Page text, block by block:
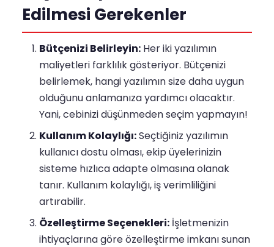
Edilmesi Gerekenler
Bütçenizi Belirleyin: Her iki yazılımın
maliyetleri farklılık gösteriyor. Bütçenizi
belirlemek, hangi yazılımın size daha uygun
olduğunu anlamanıza yardımcı olacaktır.
Yani, cebinizi düşünmeden seçim yapmayın!
Kullanım Kolaylığı:Seçtiğiniz yazılımın
kullanıcı dostu olması, ekip üyelerinizin
sisteme hızlıca adapte olmasına olanak
tanır. Kullanım kolaylığı, iş verimliliğini
artırabilir.
Özelleştirme Seçenekleri: İşletmenizin
ihtiyaçlarına göre özelleştirme imkanı sunan